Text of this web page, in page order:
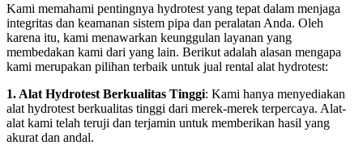
Kami memahami pentingnya hydrotest yang tepat dalam menjaga
integritas dan keamanan sistem pipa dan peralatan Anda. Oleh
karena itu, kami menawarkan keunggulan layanan yang
membedakan kami dari yang lain. Berikut adalah alasan mengapa
kami merupakan pilihan terbaik untuk jual rental alat hydrotest:
1. Alat Hydrotest Berkualitas Tinggi: Kami hanya menyediakan
alat hydrotest berkualitas tinggi dari merek-merek terpercaya. Alat-
alat kami telah teruji dan terjamin untuk memberikan hasil yang
akurat dan andal.